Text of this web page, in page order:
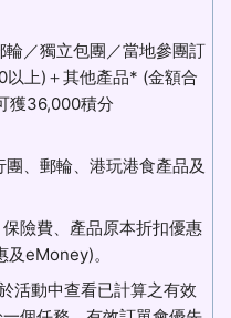
／獨立包團／當地參團訂
上)＋其他產品* (金額合
獲36,000積分
、郵輪、港玩港食產品及
險費、產品原本折扣優惠
eMoney)。
活動中查看已計算之有效